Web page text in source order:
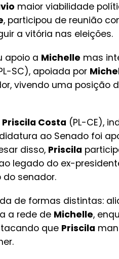
maior viabilidade
, participou de reunião
a vitória nas eleições.
apoio a Michelle mas
SC), apoiada por
vivendo uma posição
Priscila Costa (PL-CE),
ao Senado foi
disso, Priscila
legado do ex-
senador.
de formas distintas:
a rede de Michelle,
que Priscila